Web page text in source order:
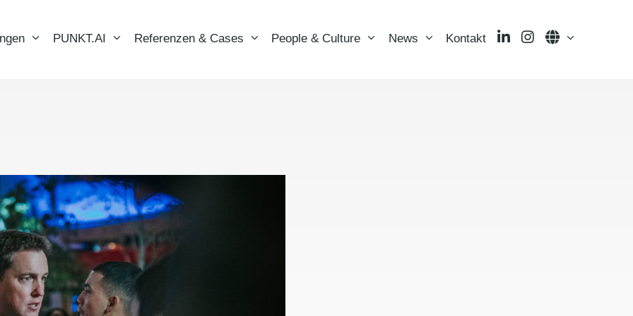
PUNKT.AI Referenzen & Cases People & Culture News Kontakt LinkedInInstagramLanguage